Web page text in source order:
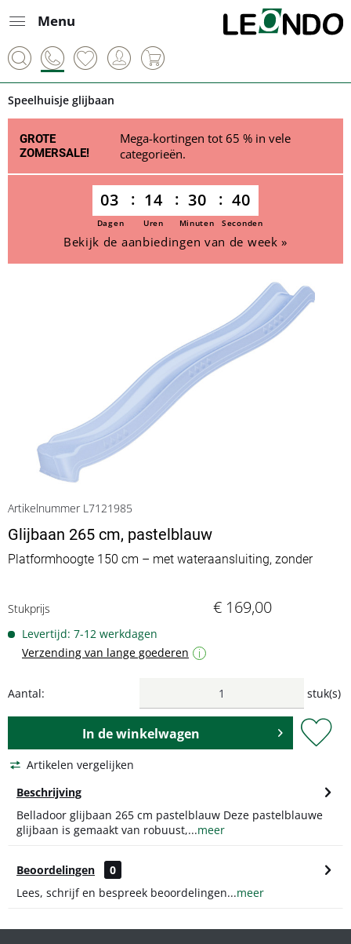
Menu
Speelhuisje glijbaan
GROTE
ZOMERSALE!
Mega-kortingen tot 65 % in vele
categorieën.
03 14 30 40
Dagen Uren Minuten Seconden
Bekijk de aanbiedingen van de week »
Artikelnummer L7121985
Glijbaan 265 cm, pastelblauw
Platformhoogte 150 cm – met wateraansluiting, zonder
Stukprijs € 169,00
Levertijd: 7-12 werkdagen
Verzending van lange goederen
i
Aantal: stuk(s)
In dewinkelwagen
Artikelen vergelijken
Beschrijving
Belladoor glijbaan 265 cm pastelblauw Deze pastelblauwe
glijbaan is gemaakt van robuust,...meer
Beoordelingen
0
Lees, schrijf en bespreek beoordelingen...meer